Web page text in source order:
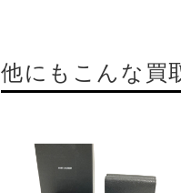
他にもこんな買